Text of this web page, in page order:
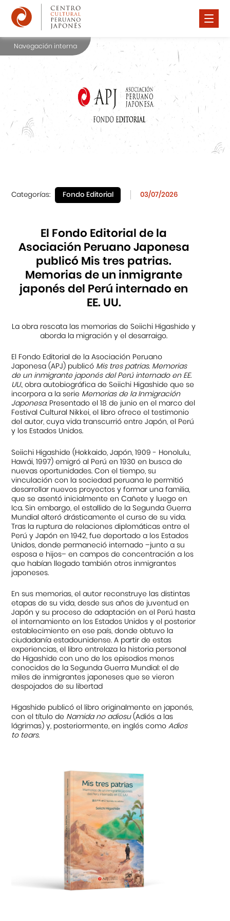
Nosotros
Difusión Cultural
Cursos
Noticias
Premio Watanabe 2025
Navegación interna
Categorías: Fondo Editorial 03/07/2026
El Fondo Editorial de la
Asociación Peruano Japonesa
publicó Mis tres patrias.
Memorias de un inmigrante
japonés del Perú internado en
EE. UU.
La obra rescata las memorias de Seiichi Higashide y
aborda la migración y el desarraigo.
El Fondo Editorial de la Asociación Peruano
Japonesa (APJ) publicó Mis tres patrias. Memorias
de un inmigrante japonés del Perú internado en EE.
UU., obra autobiográfica de Seiichi Higashide que se
incorpora a la serie Memorias de la Inmigración
Japonesa. Presentado el 18 de junio en el marco del
Festival Cultural Nikkei, el libro ofrece el testimonio
del autor, cuya vida transcurrió entre Japón, el Perú
y los Estados Unidos.
Seiichi Higashide (Hokkaido, Japón, 1909 - Honolulu,
Hawái, 1997) emigró al Perú en 1930 en busca de
nuevas oportunidades. Con el tiempo, su
vinculación con la sociedad peruana le permitió
desarrollar nuevos proyectos y formar una familia,
que se asentó inicialmente en Cañete y luego en
Ica. Sin embargo, el estallido de la Segunda Guerra
Mundial alteró drásticamente el curso de su vida.
Tras la ruptura de relaciones diplomáticas entre el
Perú y Japón en 1942, fue deportado a los Estados
Unidos, donde permaneció internado–junto a su
esposa e hijos– en campos de concentración a los
que habían llegado también otros inmigrantes
japoneses.
En sus memorias, el autor reconstruye las distintas
etapas de su vida, desde sus años de juventud en
Japón y su proceso de adaptación en el Perú hasta
el internamiento en los Estados Unidos y el posterior
establecimiento en ese país, donde obtuvo la
ciudadanía estadounidense. A partir de estas
experiencias, el libro entrelaza la historia personal
de Higashide con uno de los episodios menos
conocidos de la Segunda Guerra Mundial: el de
miles de inmigrantes japoneses que se vieron
despojados de su libertad
Higashide publicó el libro originalmente en japonés,
con el título de Namida no adiosu(Adiós a las
lágrimas) y, posteriormente, en inglés comoAdios
to tears.